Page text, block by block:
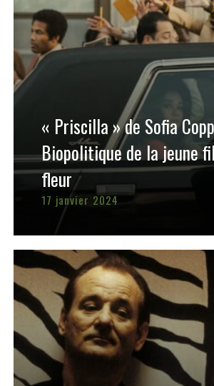
« Priscilla » de Sofia
Biopolitique de la jeune
fleur
17 janvier 2024